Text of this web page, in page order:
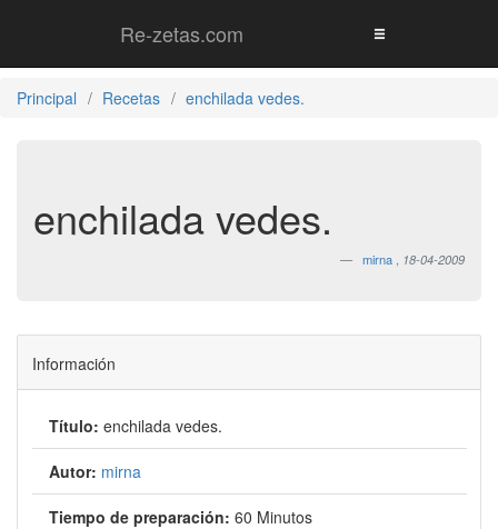
Re-zetas.com
Principal Recetas enchilada vedes.
enchilada vedes.
mirna 18-04-2009
Información
Título: enchilada vedes.
Autor: mirna
Tiempo de preparación: 60 Minutos